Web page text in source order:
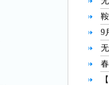
9